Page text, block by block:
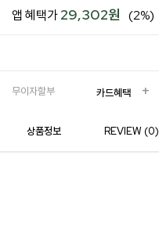
앱 혜택가29,302원 (2%)
무이자할부 카드혜택
상품정보 REVIEW (0)